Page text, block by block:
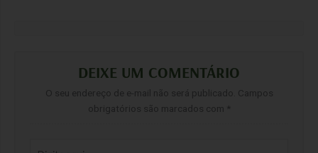
DEIXE UM COMENTÁRIO
O seu endereço de e-mail não será publicado. Campos
obrigatórios são marcados com *